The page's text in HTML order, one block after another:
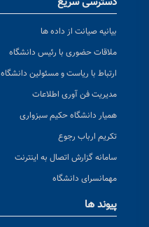
بیانیه صیانت از داده ها
ملاقات حضوری با رئیس دانشگاه
ارتباط با ریاست و مسئولین دانشگاه
مدیریت فن آوری اطلاعات
همیار دانشگاه حکیم سبزواری
تکریم ارباب رجوع
سامانه گزارش اتصال به اینترنت
مهمانسرای دانشگاه
پیوند ها